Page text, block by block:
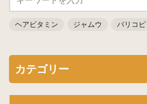
ヘアビタミン ジャムウ バリコピ
カテゴリー